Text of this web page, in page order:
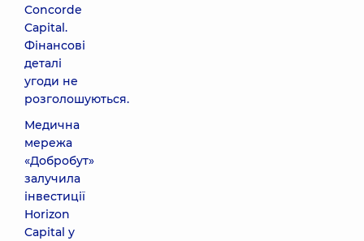
Concorde
Capital.
Фінансові
деталі
угоди не
розголошуються.
Медична
мережа
«Добробут»
залучила
інвестиції
Horizon
Capital у